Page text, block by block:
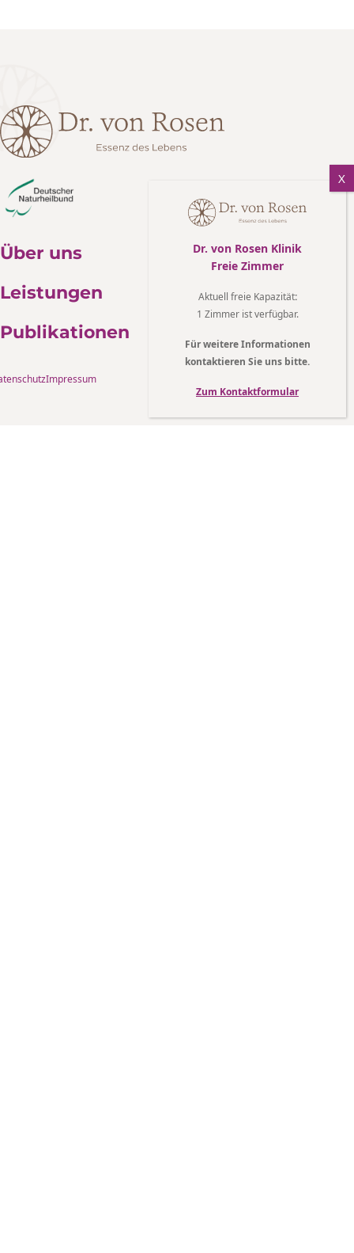
Über uns
Leistungen
Publikationen
Impressum
Dr. von Rosen Klinik
Freie Zimmer
Aktuell freie Kapazität:
1 Zimmer ist verfügbar.
Für weitere Informationen
kontaktieren Sie uns bitte.
Zum Kontaktformular